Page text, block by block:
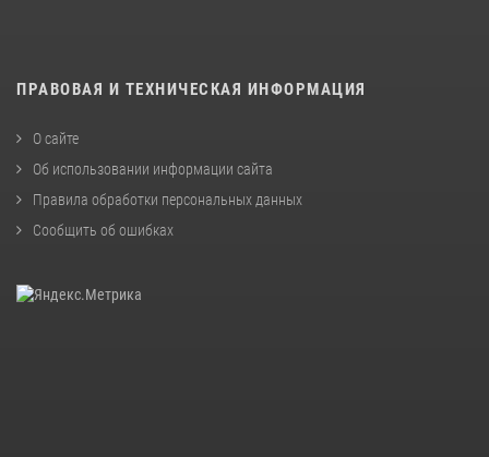
ПРАВОВАЯ И ТЕХНИЧЕСКАЯ ИНФОРМАЦИЯ
О сайте
Об использовании информации сайта
Правила обработки персональных данных
Сообщить об ошибках